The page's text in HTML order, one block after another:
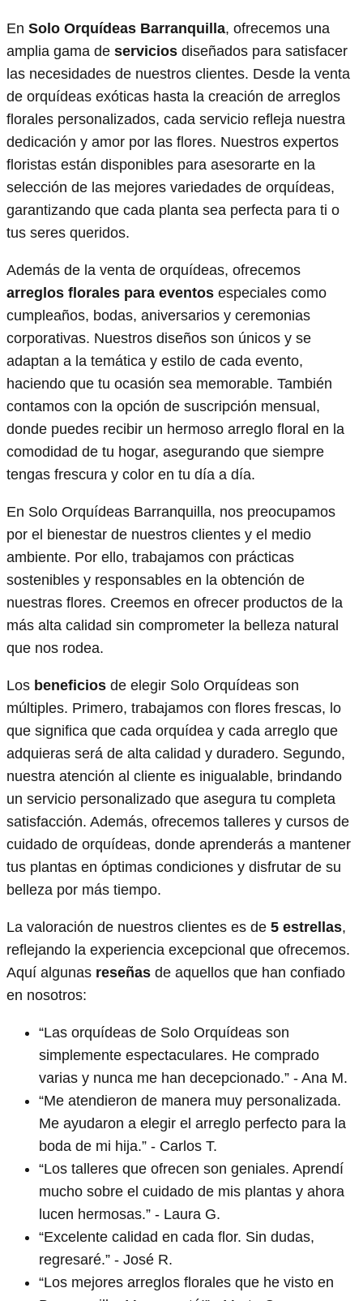
En Solo Orquídeas Barranquilla, ofrecemos una
amplia gama de servicios diseñados para satisfacer
las necesidades de nuestros clientes. Desde la venta
de orquídeas exóticas hasta la creación de arreglos
florales personalizados, cada servicio refleja nuestra
dedicación y amor por las flores. Nuestros expertos
floristas están disponibles para asesorarte en la
selección de las mejores variedades de orquídeas,
garantizando que cada planta sea perfecta para ti o
tus seres queridos.
Además de la venta de orquídeas, ofrecemos
arreglos florales para eventos especiales como
cumpleaños, bodas, aniversarios y ceremonias
corporativas. Nuestros diseños son únicos y se
adaptan a la temática y estilo de cada evento,
haciendo que tu ocasión sea memorable. También
contamos con la opción de suscripción mensual,
donde puedes recibir un hermoso arreglo floral en la
comodidad de tu hogar, asegurando que siempre
tengas frescura y color en tu día a día.
En Solo Orquídeas Barranquilla, nos preocupamos
por el bienestar de nuestros clientes y el medio
ambiente. Por ello, trabajamos con prácticas
sostenibles y responsables en la obtención de
nuestras flores. Creemos en ofrecer productos de la
más alta calidad sin comprometer la belleza natural
que nos rodea.
Los beneficios de elegir Solo Orquídeas son
múltiples. Primero, trabajamos con flores frescas, lo
que significa que cada orquídea y cada arreglo que
adquieras será de alta calidad y duradero. Segundo,
nuestra atención al cliente es inigualable, brindando
un servicio personalizado que asegura tu completa
satisfacción. Además, ofrecemos talleres y cursos de
cuidado de orquídeas, donde aprenderás a mantener
tus plantas en óptimas condiciones y disfrutar de su
belleza por más tiempo.
La valoración de nuestros clientes es de 5 estrellas,
reflejando la experiencia excepcional que ofrecemos.
Aquí algunas reseñas de aquellos que han confiado
en nosotros:
“Las orquídeas de Solo Orquídeas son
simplemente espectaculares. He comprado
varias y nunca me han decepcionado.” - Ana M.
“Me atendieron de manera muy personalizada.
Me ayudaron a elegir el arreglo perfecto para la
boda de mi hija.” - Carlos T.
“Los talleres que ofrecen son geniales. Aprendí
mucho sobre el cuidado de mis plantas y ahora
lucen hermosas.” - Laura G.
“Excelente calidad en cada flor. Sin dudas,
regresaré.” - José R.
“Los mejores arreglos florales que he visto en